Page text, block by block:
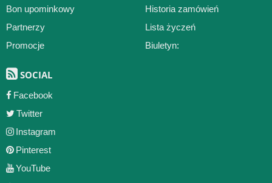
Bon upominkowy
Partnerzy
Promocje
Historia zamówień
Lista życzeń
Biuletyn:
SOCIAL
Facebook
Twitter
Instagram
Pinterest
YouTube